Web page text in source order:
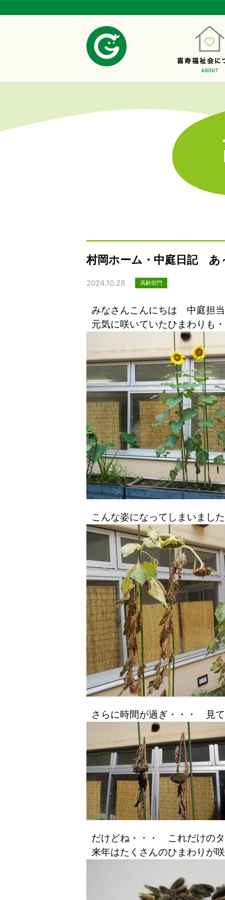
村岡ホーム・中庭日記
2024.10.28 高齢部門
みなさんこんにちは 中庭担
元気に咲いていたひまわりも
こんな姿になってしまいました
さらに時間が過ぎ・・・ 見
だけどね・・・ これだけの
来年はたくさんのひまわりが